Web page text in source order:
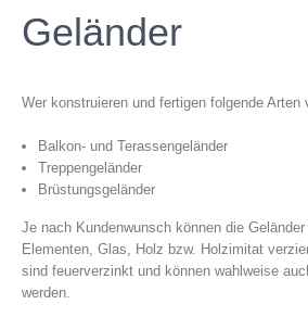
Geländer
Wer konstruieren und fertigen folgende Arten
Balkon- und Terassengeländer
Treppengeländer
Brüstungsgeländer
Je nach Kundenwunsch können die
Elementen, Glas, Holz bzw. Holzimitat
sind feuerverzinkt und können wahlweise
werden.